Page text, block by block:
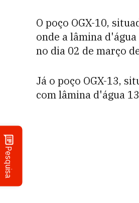
Pesquisa
O poço OGX-10,
onde a lâmina
no dia 02 de março
Já o poço OGX-13,
com lâmina d'água